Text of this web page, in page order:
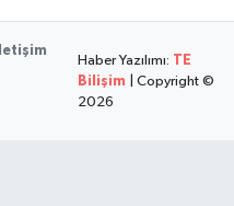
Haber Yazılımı: TE
Bilişim | Copyright ©
2026